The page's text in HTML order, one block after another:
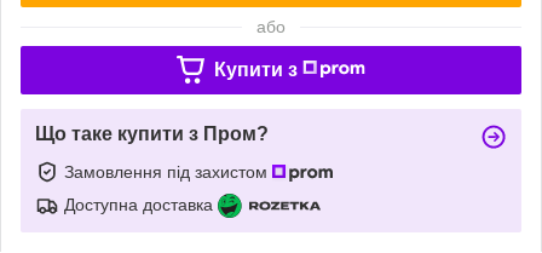
або
Купити з
Що таке купити з Пром?
Замовлення під захистом
Доступна доставка